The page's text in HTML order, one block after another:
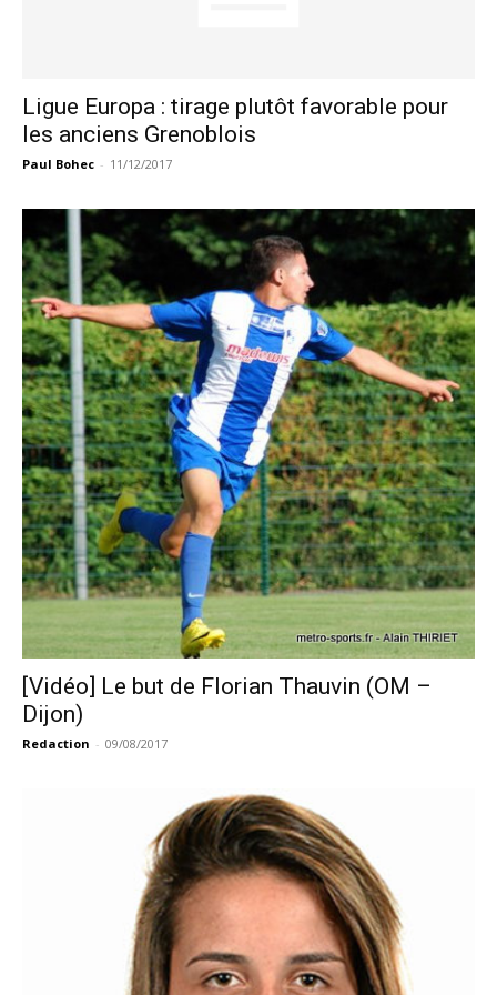
Ligue Europa : tirage plutôt favorable pour
les anciens Grenoblois
Paul Bohec - 11/12/2017
[Vidéo] Le but de Florian Thauvin (OM –
Dijon)
Redaction - 09/08/2017